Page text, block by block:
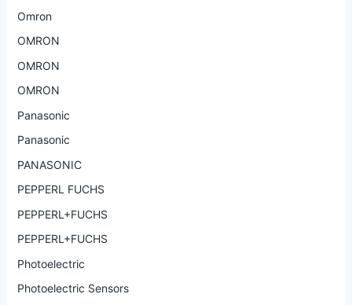
Omron
OMRON
OMRON
OMRON
Panasonic
Panasonic
PANASONIC
PEPPERL FUCHS
PEPPERL+FUCHS
PEPPERL+FUCHS
Photoelectric
Photoelectric Sensors